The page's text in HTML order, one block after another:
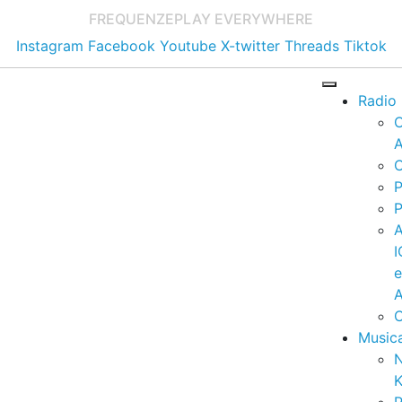
FREQUENZEPLAY EVERYWHERE
Instagram Facebook Youtube X-twitter Threads Tiktok
Radio
e